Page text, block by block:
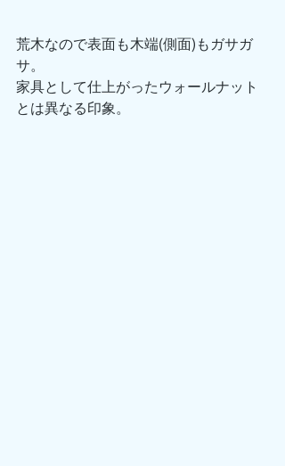
荒木なので表面も木端(側面)もガサガ
サ。
家具として仕上がったウォールナット
とは異なる印象。